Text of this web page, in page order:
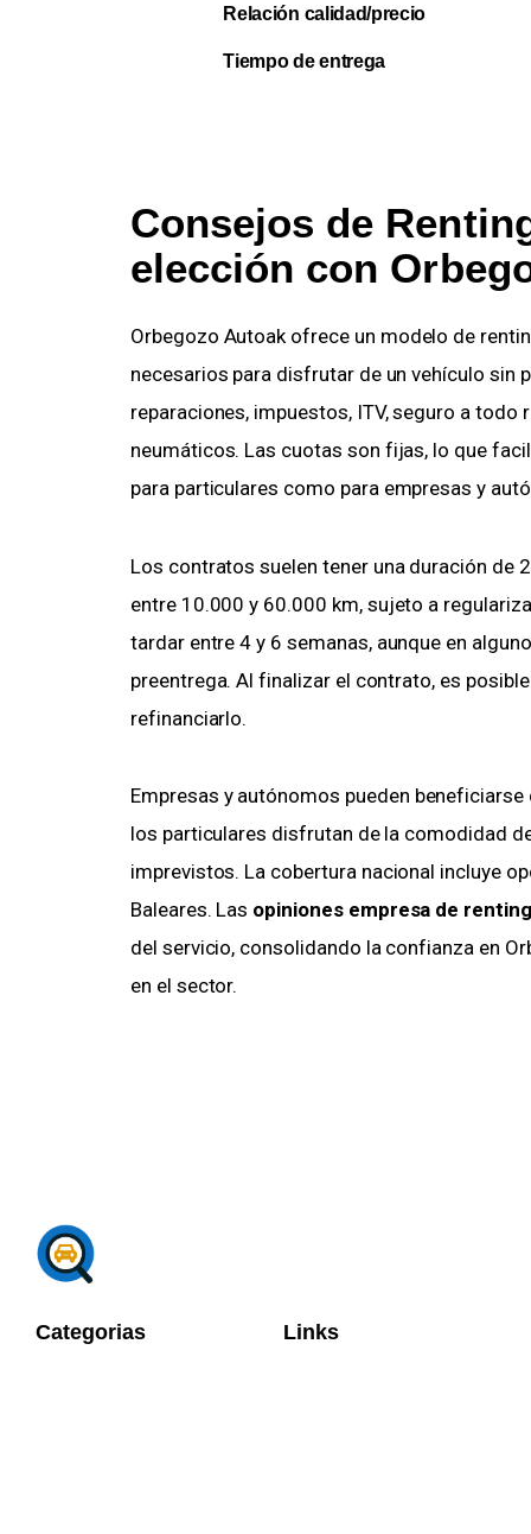
Relación calidad/precio
Tiempo de entrega
Consejos de
elección con
Orbegozo Autoak ofrece un modelo de
necesarios para disfrutar de un vehículo sin
reparaciones, impuestos, ITV, seguro a
neumáticos. Las cuotas son fijas, lo que
para particulares como para empresas y
Los contratos suelen tener una duración de
entre 10.000 y 60.000 km, sujeto a
tardar entre 4 y 6 semanas, aunque en
preentrega. Al finalizar el contrato, es
refinanciarlo.
Empresas y autónomos pueden
los particulares disfrutan de la comodidad
imprevistos. La cobertura nacional incluye
Baleares. Las opiniones empresa de renting
del servicio, consolidando la confianza en
en el sector.
Categorias Links